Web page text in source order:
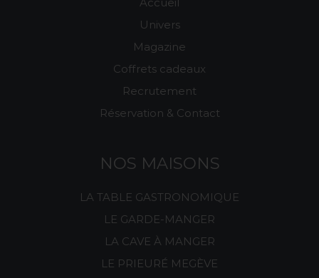
Univers
Magazine
Coffrets cadeaux
Recrutement
Réservation & Contact
NOS MAISONS
LA TABLE GASTRONOMIQUE
LE GARDE-MANGER
LA CAVE À MANGER
LE PRIEURÉ MEGÈVE